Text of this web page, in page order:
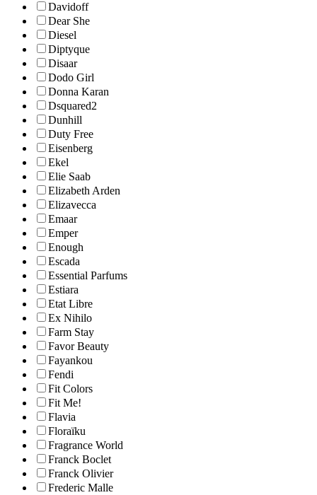
Davidoff
Dear She
Diesel
Diptyque
Disaar
Dodo Girl
Donna Karan
Dsquared2
Dunhill
Duty Free
Eisenberg
Ekel
Elie Saab
Elizabeth Arden
Elizavecca
Emaar
Emper
Enough
Escada
Essential Parfums
Estiara
Etat Libre
Ex Nihilo
Farm Stay
Favor Beauty
Fayankou
Fendi
Fit Colors
Fit Me!
Flavia
Floraïku
Fragrance World
Franck Boclet
Franck Olivier
Frederic Malle